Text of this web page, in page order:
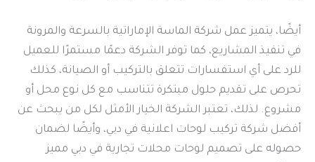
أيضًا، يتميز عمل شركة الماسة الإماراتية بالسرعة والمرونة
في تنفيذ المشاريع، كما توفر الشركة دعمًا مستمرًا للعميل
للرد على أي استفسارات تتعلق بالتركيب أو الصيانة، كذلك
تحرص على تقديم حلول مبتكرة تتناسب مع كل نوع محل أو
مشروع. لذلك، تعتبر الشركة الخيار الأمثل لكل من يبحث عن
أفضل شركة تركيب لوحات اعلانية في دبي، وأيضًا لضمان
حصوله على تصميم لوحات محلات تجارية في دبي مميز